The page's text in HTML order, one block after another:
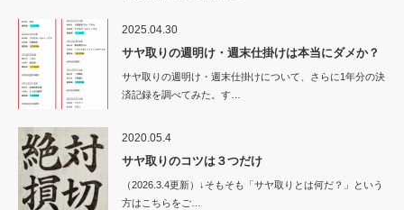
2025.04.30
サヤ取りの週明け・週末仕掛けは本当にダメか？
サヤ取りの週明け・週末仕掛けについて、さらに1年分の決
済記録を調べてみた。す…
2020.05.4
サヤ取りのコツは３つだけ
（2026.3.4更新）↓そもそも「サヤ取りとは何だ？」という
方はこちらをご…